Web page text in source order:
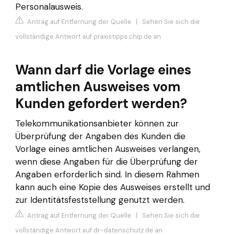
Personalausweis.
Antrag auf Entfernung der Quelle | Sehen Sie sich die
vollständige Antwort auf praxistipps.chip.de an
Wann darf die Vorlage eines
amtlichen Ausweises vom
Kunden gefordert werden?
Telekommunikationsanbieter können zur
Überprüfung der Angaben des Kunden die
Vorlage eines amtlichen Ausweises verlangen,
wenn diese Angaben für die Überprüfung der
Angaben erforderlich sind. In diesem Rahmen
kann auch eine Kopie des Ausweises erstellt und
zur Identitätsfeststellung genutzt werden.
Antrag auf Entfernung der Quelle | Sehen Sie sich die
vollständige Antwort auf dr-datenschutz.de an